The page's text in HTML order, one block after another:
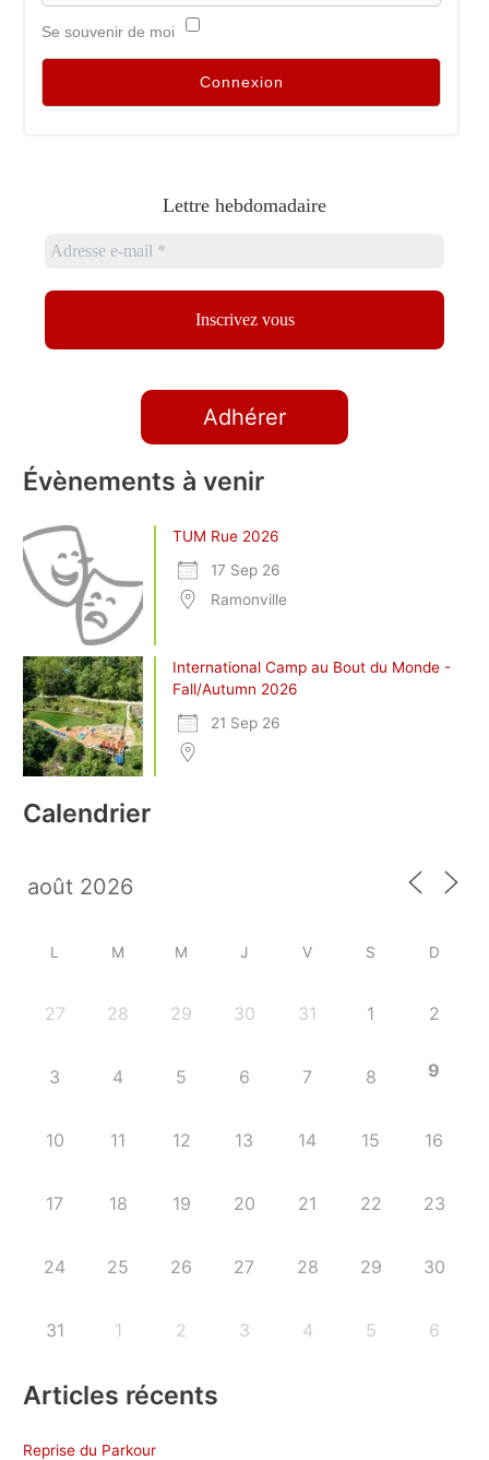
Se souvenir de moi
Lettre hebdomadaire
Adhérer
Évènements à venir
TUM Rue 2026
17 Sep 26
Ramonville
International Camp au Bout du Monde -
Fall/Autumn 2026
21 Sep 26
Calendrier
L M M J V S D
27 28 29 30 31 1 2
3 4 5 6 7 8 9
10 11 12 13 14 15 16
17 18 19 20 21 22 23
24 25 26 27 28 29 30
31 1 2 3 4 5 6
Articles récents
Reprise du Parkour